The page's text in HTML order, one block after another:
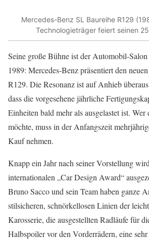
Mercedes-Benz SL Baureihe R129
Technologieträger feiert seinen
Seine große Bühne ist der Automobil-
1989: Mercedes-Benz präsentiert den
R129. Die Resonanz ist auf Anhieb
dass die vorgesehene jährliche
Einheiten bald mehr als ausgelastet ist. Wer
möchte, muss in der Anfangszeit
Kauf nehmen.
Knapp ein Jahr nach seiner Vorstellung
internationalen „Car Design Award“
Bruno Sacco und sein Team haben ganze
stilsicheren, schnörkellosen Linien der
Karosserie, die ausgestellten Radläufe für
Halbspoiler vor den Vorderrädern, eine sehr